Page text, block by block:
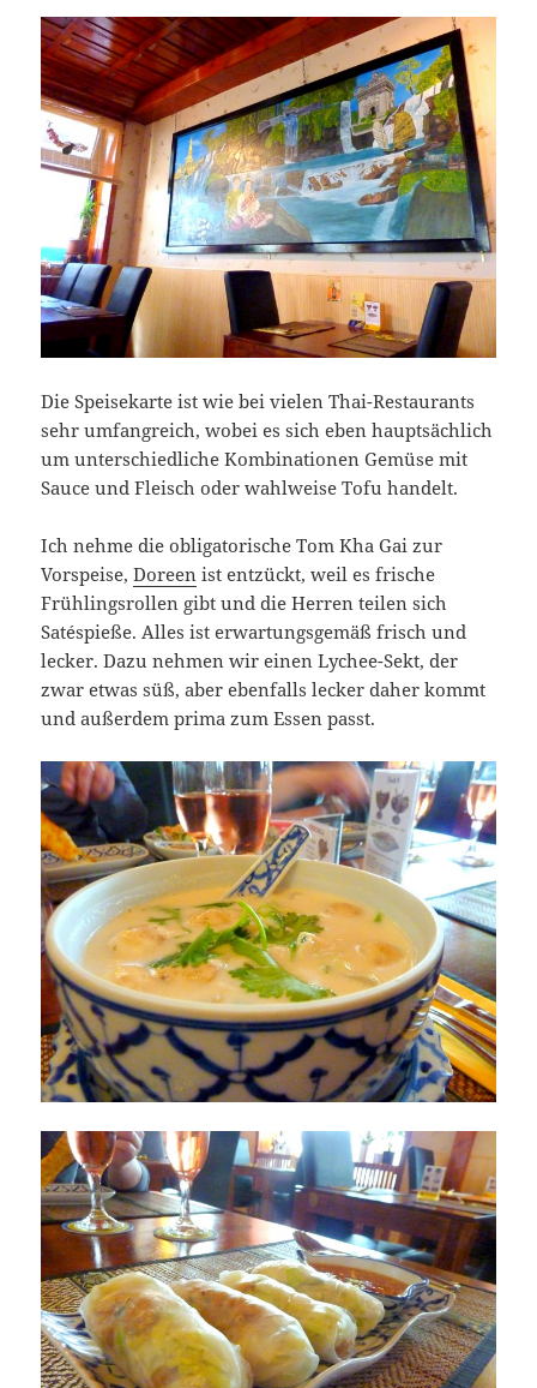
Die Speisekarte ist wie bei vielen Thai-Restaurants
sehr umfangreich, wobei es sich eben hauptsächlich
um unterschiedliche Kombinationen Gemüse mit
Sauce und Fleisch oder wahlweise Tofu handelt.
Ich nehme die obligatorische Tom Kha Gai zur
Vorspeise,Doreen ist entzückt, weil es frische
Frühlingsrollen gibt und die Herren teilen sich
Satéspieße. Alles ist erwartungsgemäß frisch und
lecker. Dazu nehmen wir einen Lychee-Sekt, der
zwar etwas süß, aber ebenfalls lecker daher kommt
und außerdem prima zum Essen passt.